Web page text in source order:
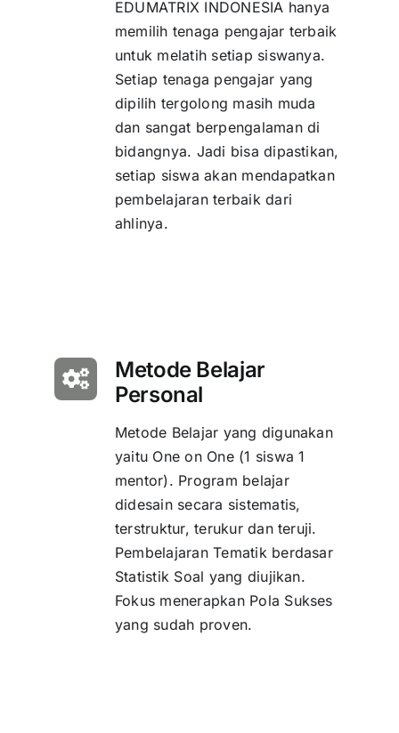
EDUMATRIX INDONESIA hanya
memilih tenaga pengajar terbaik
untuk melatih setiap siswanya.
Setiap tenaga pengajar yang
dipilih tergolong masih muda
dan sangat berpengalaman di
bidangnya. Jadi bisa dipastikan,
setiap siswa akan mendapatkan
pembelajaran terbaik dari
ahlinya.
Metode Belajar
Personal
Metode Belajar yang digunakan
yaitu One on One (1 siswa 1
mentor). Program belajar
didesain secara sistematis,
terstruktur, terukur dan teruji.
Pembelajaran Tematik berdasar
Statistik Soal yang diujikan.
Fokus menerapkan Pola Sukses
yang sudah proven.